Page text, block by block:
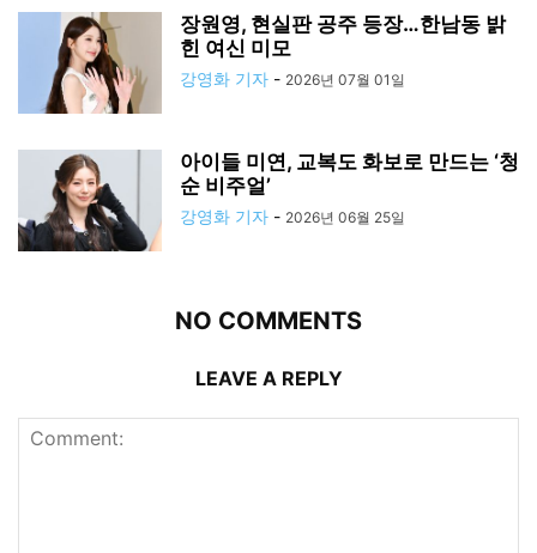
장원영, 현실판 공주 등장…한남동 밝
힌 여신 미모
강영화 기자 - 2026년 07월 01일
아이들 미연, 교복도 화보로 만드는 ‘청
순 비주얼’
강영화 기자 - 2026년 06월 25일
NO COMMENTS
LEAVE A REPLY